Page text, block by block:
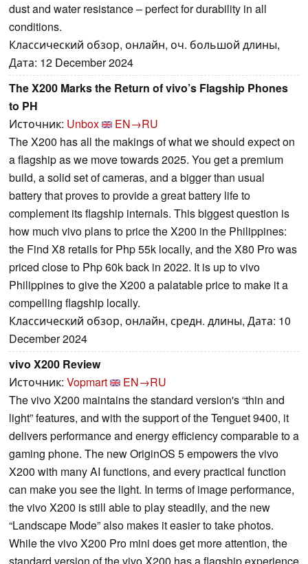
dust and water resistance – perfect for durability in all
conditions.
Классический обзор, онлайн, оч. большой длины,
Дата: 12 December 2024
The X200 Marks the Return of vivo’s Flagship Phones
to PH
Источник: Unbox
EN→RU
The X200 has all the makings of what we should expect on
a flagship as we move towards 2025. You get a premium
build, a solid set of cameras, and a bigger than usual
battery that proves to provide a great battery life to
complement its flagship internals. This biggest question is
how much vivo plans to price the X200 in the Philippines:
the Find X8 retails for Php 55k locally, and the X80 Pro was
priced close to Php 60k back in 2022. It is up to vivo
Philippines to give the X200 a palatable price to make it a
compelling flagship locally.
Классический обзор, онлайн, средн. длины, Дата: 10
December 2024
vivo X200 Review
Источник: Vopmart
EN→RU
The vivo X200 maintains the standard version's “thin and
light” features, and with the support of the Tenguet 9400, it
delivers performance and energy efficiency comparable to a
gaming phone. The new OriginOS 5 empowers the vivo
X200 with many AI functions, and every practical function
can make you see the light. In terms of image performance,
the vivo X200 is still able to play steadily, and the new
“Landscape Mode” also makes it easier to take photos.
While the vivo X200 Pro mini does get more attention, the